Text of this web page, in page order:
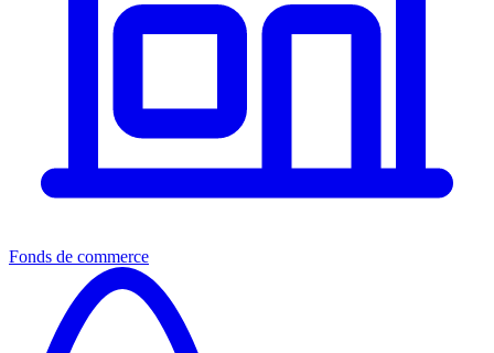
Fonds de commerce